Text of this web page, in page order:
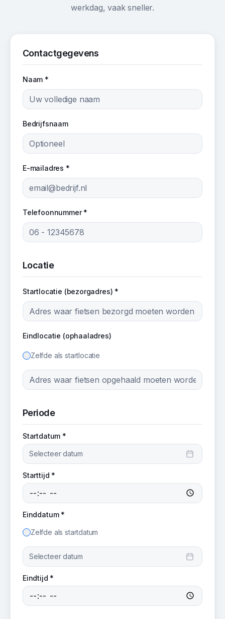
werkdag, vaak sneller.
Contactgegevens
Naam *
Bedrijfsnaam
E-mailadres *
Telefoonnummer *
Locatie
Startlocatie (bezorgadres) *
Eindlocatie (ophaaladres)
Zelfde als startlocatie
Periode
Startdatum *
Selecteer datum
Starttijd *
Einddatum *
Zelfde als startdatum
Selecteer datum
Eindtijd *